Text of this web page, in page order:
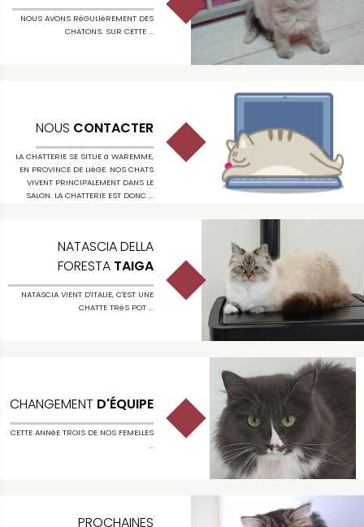
NOUS AVONS RéGULIèREMENT DES
CHATONS. SUR CETTE ...
NOUS CONTACTER
LA CHATTERIE SE SITUE à WAREMME,
EN PROVINCE DE LIèGE. NOS CHATS
VIVENT PRINCIPALEMENT DANS LE
SALON. LA CHATTERIE EST DONC ...
NATASCIA DELLA
FORESTA TAIGA
NATASCIA VIENT D'ITALIE, C'EST UNE
CHATTE TRèS POT ...
CHANGEMENT D'ÉQUIPE
CETTE ANNéE TROIS DE NOS FEMELLES
...
PROCHAINES